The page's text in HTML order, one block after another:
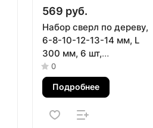
569 руб.
Набор сверл по дереву,
6-8-10-12-13-14 мм, L
300 мм, 6 шт,
цилиндрический
хвостовик Сибртех
0
Подробнее